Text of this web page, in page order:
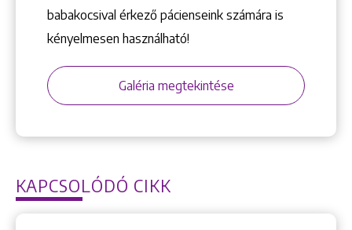
babakocsival érkező pácienseink számára is
kényelmesen használható!
Galéria megtekintése
KAPCSOLÓDÓ CIKK